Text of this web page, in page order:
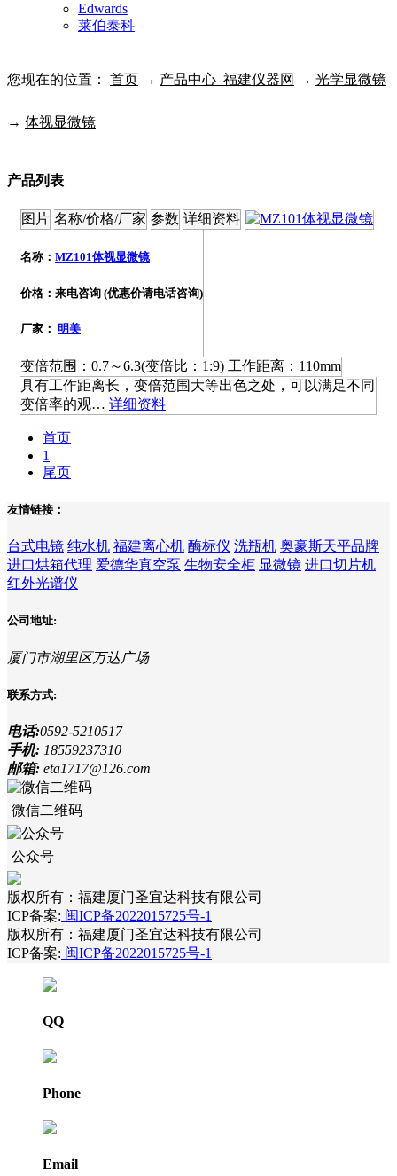
Edwards
莱伯泰科
您现在的位置： 首页 → 产品中心_福建仪器网 → 光学显微镜
→ 体视显微镜
产品列表
图片 名称/价格/厂家 参数 详细资料
名称： MZ101体视显微镜
价格：来电咨询 (优惠价请电话咨询)
厂家： 明美
变倍范围：0.7～6.3(变倍比：1:9) 工作距离：110mm
具有工作距离长，变倍范围大等出色之处，可以满足不同
变倍率的观… 详细资料
首页
1
尾页
友情链接：
台式电镜 纯水机 福建离心机 酶标仪 洗瓶机 奥豪斯天平品牌
进口烘箱代理 爱德华真空泵 生物安全柜 显微镜 进口切片机
红外光谱仪
公司地址:
厦门市湖里区万达广场
联系方式:
电话:0592-5210517
手机: 18559237310
邮箱: eta1717@126.com
微信二维码
公众号
版权所有：福建厦门圣宜达科技有限公司
ICP备案: 闽ICP备2022015725号-1
版权所有：福建厦门圣宜达科技有限公司
ICP备案: 闽ICP备2022015725号-1
QQ
Phone
Email